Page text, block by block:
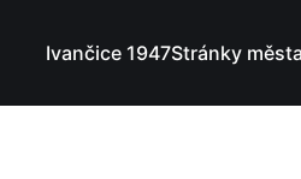
Ivančice 1947Stránky města